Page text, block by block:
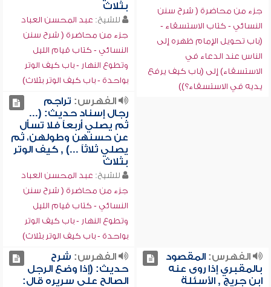
جزء من محاضرة ( شرح سنن
النسائي - كتاب الاستسقاء -
(باب تحويل الإمام ظهره إلى
الناس عند الدعاء في
الاستسقاء) إلى (باب كيف يرفع
يديه في الاستسقاء؟))
بثلاث
للشيخ: عبد المحسن العباد
جزء من محاضرة ( شرح سنن
النسائي - كتاب قيام الليل
وتطوع النهار - باب كيف الوتر
بواحدة - باب كيف الوتر بثلاث)
الفهرس: تراجم
رجال إسناد حديث: (...
ثم يصلي أربعاً فلا تسأل
عن حسنهن وطولهن، ثم
يصلي ثلاثاً ...) , كيف الوتر
بثلاث
للشيخ: عبد المحسن العباد
جزء من محاضرة ( شرح سنن
النسائي - كتاب قيام الليل
وتطوع النهار - باب كيف الوتر
بواحدة - باب كيف الوتر بثلاث)
الفهرس:المقصود
بالمقبري إذا روى عنه
ابن جريج , الأسئلة
الفهرس: شرح
حديث: (إذا وضع الرجل
الصالح على سريره قال: